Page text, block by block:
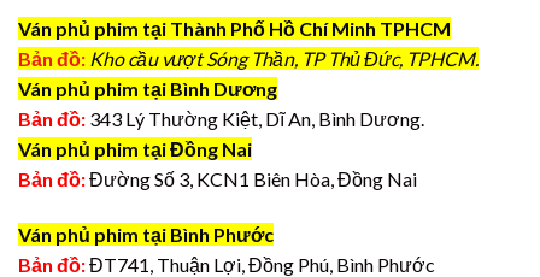
Ván phủ phim tại Thành Phố Hồ Chí Minh TPHCM
Bản đồ: Kho cầu vượt Sóng Thần, TP Thủ Đức, TPHCM.
Ván phủ phim tại Bình Dương
Bản đồ: 343 Lý Thường Kiệt, Dĩ An, Bình Dương.
Ván phủ phim tại Đồng Nai
Bản đồ:Đường Số 3, KCN1 Biên Hòa, Đồng Nai
Ván phủ phim tại Bình Phước
Bản đồ:ĐT741, Thuận Lợi, Đồng Phú, Bình Phước